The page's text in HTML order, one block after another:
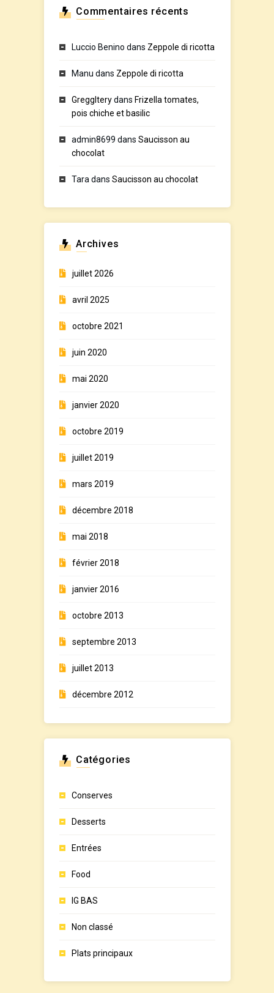
Commentaires récents
Luccio Benino dans Zeppole di ricotta
Manu dans Zeppole di ricotta
GreggIterydans Frizella tomates,
pois chiche et basilic
admin8699 dans Saucisson au
chocolat
Tara dans Saucisson au chocolat
Archives
juillet 2026
avril 2025
octobre 2021
juin 2020
mai 2020
janvier 2020
octobre 2019
juillet 2019
mars 2019
décembre 2018
mai 2018
février 2018
janvier 2016
octobre 2013
septembre 2013
juillet 2013
décembre 2012
Catégories
Conserves
Desserts
Entrées
Food
IG BAS
Non classé
Plats principaux